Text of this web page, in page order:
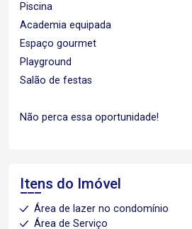
Piscina
Academia equipada
Espaço gourmet
Playground
Salão de festas
Não perca essa oportunidade!
Itens do Imóvel
Área de lazer no condomínio
Área de Serviço